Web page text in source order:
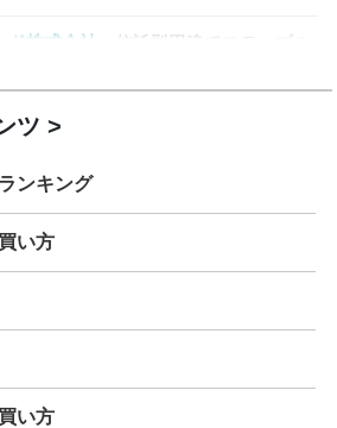
ド株式会社
信託型円建てステーブル
ツ
ンキング
い方
い方